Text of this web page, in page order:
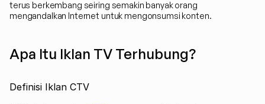
terus berkembang seiring semakin banyak orang
mengandalkan Internet untuk mengonsumsi konten.
Apa Itu Iklan TV Terhubung?
Definisi Iklan CTV